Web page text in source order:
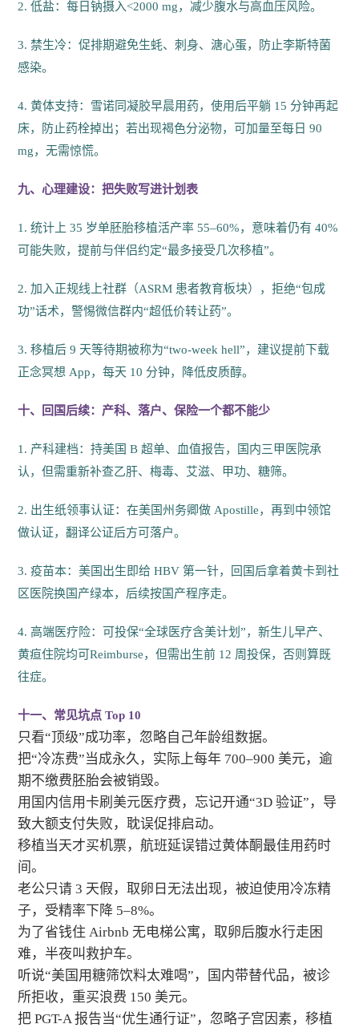
2. 低盐：每日钠摄入<2000 mg，减少腹水与高血压风险。
3. 禁生冷：促排期避免生蚝、刺身、溏心蛋，防止李斯特菌
感染。
4. 黄体支持：雪诺同凝胶早晨用药，使用后平躺 15 分钟再起
床，防止药栓掉出；若出现褐色分泌物，可加量至每日 90
mg，无需惊慌。
九、心理建设：把失败写进计划表
1. 统计上 35 岁单胚胎移植活产率 55–60%，意味着仍有 40%
可能失败，提前与伴侣约定“最多接受几次移植”。
2. 加入正规线上社群（ASRM 患者教育板块），拒绝“包成
功”话术，警惕微信群内“超低价转让药”。
3. 移植后 9 天等待期被称为“two-week hell”，建议提前下载
正念冥想 App，每天 10 分钟，降低皮质醇。
十、回国后续：产科、落户、保险一个都不能少
1. 产科建档：持美国 B 超单、血值报告，国内三甲医院承
认，但需重新补查乙肝、梅毒、艾滋、甲功、糖筛。
2. 出生纸领事认证：在美国州务卿做 Apostille，再到中领馆
做认证，翻译公证后方可落户。
3. 疫苗本：美国出生即给 HBV 第一针，回国后拿着黄卡到社
区医院换国产绿本，后续按国产程序走。
4. 高端医疗险：可投保“全球医疗含美计划”，新生儿早产、
黄疸住院均可Reimburse，但需出生前 12 周投保，否则算既
往症。
十一、常见坑点 Top 10
只看“顶级”成功率，忽略自己年龄组数据。
把“冷冻费”当成永久，实际上每年 700–900 美元，逾
期不缴费胚胎会被销毁。
用国内信用卡刷美元医疗费，忘记开通“3D 验证”，导
致大额支付失败，耽误促排启动。
移植当天才买机票，航班延误错过黄体酮最佳用药时
间。
老公只请 3 天假，取卵日无法出现，被迫使用冷冻精
子，受精率下降 5–8%。
为了省钱住 Airbnb 无电梯公寓，取卵后腹水行走困
难，半夜叫救护车。
听说“美国用糖筛饮料太难喝”，国内带替代品，被诊
所拒收，重买浪费 150 美元。
把 PGT-A 报告当“优生通行证”，忽略子宫因素，移植